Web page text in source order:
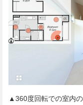
▲360度回転での室内